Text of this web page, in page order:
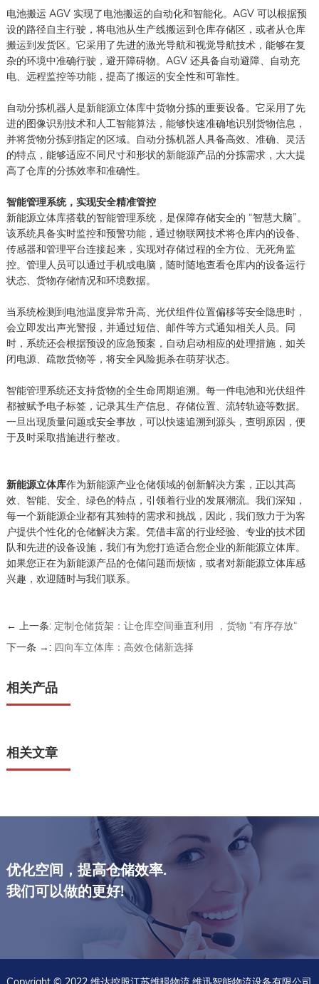
电池搬运 AGV 实现了电池搬运的自动化和智能化。AGV 可以根据预
设的路径自主行驶，将电池从生产线搬运到仓库存储区，或者从仓库
搬运到发货区。它采用了先进的激光导航和视觉导航技术，能够在复
杂的环境中准确行驶，避开障碍物。AGV 还具备自动避障、自动充
电、远程监控等功能，提高了搬运的安全性和可靠性。
自动分拣机器人是新能源立体库中货物分拣的重要设备。它采用了先
进的图像识别技术和人工智能算法，能够快速准确地识别货物信息，
并将货物分拣到指定的区域。自动分拣机器人具备高效、准确、灵活
的特点，能够适应不同尺寸和形状的新能源产品的分拣需求，大大提
高了仓库的分拣效率和准确性。
智能管理系统，实现安全精准管控
新能源立体库搭载的智能管理系统，是保障存储安全的 “智慧大脑”。
该系统具备实时监控和预警功能，通过物联网技术将仓库内的设备、
传感器和管理平台连接起来，实现对存储过程的全方位、无死角监
控。管理人员可以通过手机或电脑，随时随地查看仓库内的设备运行
状态、货物存储情况和环境数据。
当系统检测到电池温度异常升高、光伏组件位置偏移等安全隐患时，
会立即发出声光警报，并通过短信、邮件等方式通知相关人员。同
时，系统还会根据预设的应急预案，自动启动相应的处理措施，如关
闭电源、疏散货物等，将安全风险扼杀在萌芽状态。
智能管理系统还支持货物的全生命周期追溯。每一件电池和光伏组件
都被赋予电子标签，记录其生产信息、存储位置、流转轨迹等数据。
一旦出现质量问题或安全事故，可以快速追溯到源头，查明原因，便
于及时采取措施进行整改。
新能源立体库作为新能源产业仓储领域的创新解决方案，正以其高
效、智能、安全、绿色的特点，引领着行业的发展潮流。我们深知，
每一个新能源企业都有其独特的需求和挑战，因此，我们致力于为客
户提供个性化的仓储解决方案。凭借丰富的行业经验、专业的技术团
队和先进的设备设施，我们有为您打造适合您企业的新能源立体库。
如果您正在为新能源产品的仓储问题而烦恼，或者对新能源立体库感
兴趣，欢迎随时与我们联系。
← 上一条: 定制仓储货架：让仓库空间垂直利用 ，货物 “有序存放“
下一条 →: 四向车立体库：高效仓储新选择
相关产品
相关文章
优化空间，提高仓储效率.
我们可以做的更好!